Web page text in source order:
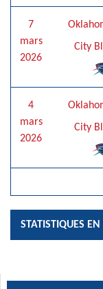
7
mars
2026
City
4
mars
2026
City
STATISTIQUES